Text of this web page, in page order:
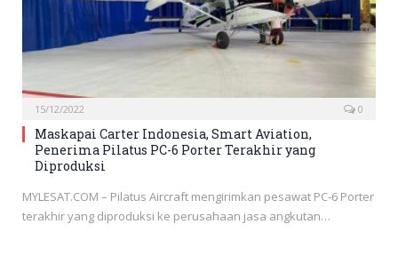
15/12/2022 0
Maskapai Carter Indonesia, Smart Aviation,
Penerima Pilatus PC-6 Porter Terakhir yang
Diproduksi
MYLESAT.COM – Pilatus Aircraft mengirimkan pesawat PC-6 Porter
terakhir yang diproduksi ke perusahaan jasa angkutan…